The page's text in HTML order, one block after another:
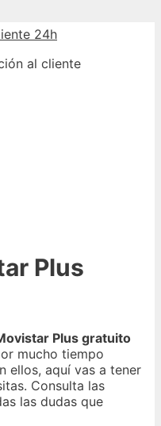
24h
Plus
Plus gratuito
mucho tiempo
ellos, aquí vas a tener
Consulta las
las dudas que